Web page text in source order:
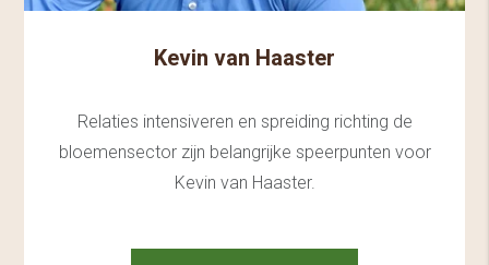
Kevin van Haaster
Relaties intensiveren en spreiding richting de
bloemensector zijn belangrijke speerpunten voor
Kevin van Haaster.